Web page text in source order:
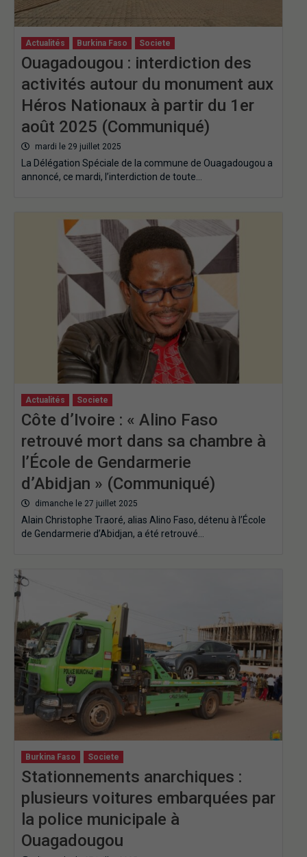
Actualités Burkina Faso Societe
Ouagadougou : interdiction des
activités autour du monument aux
Héros Nationaux à partir du 1er
août 2025 (Communiqué)
mardi le 29 juillet 2025
La Délégation Spéciale de la commune de Ouagadougou a
annoncé, ce mardi, l’interdiction de toute…
Actualités Societe
Côte d’Ivoire : « Alino Faso
retrouvé mort dans sa chambre à
l’École de Gendarmerie
d’Abidjan » (Communiqué)
dimanche le 27 juillet 2025
Alain Christophe Traoré, alias Alino Faso, détenu à l’École
de Gendarmerie d’Abidjan, a été retrouvé…
Burkina Faso Societe
Stationnements anarchiques :
plusieurs voitures embarquées par
la police municipale à
Ouagadougou